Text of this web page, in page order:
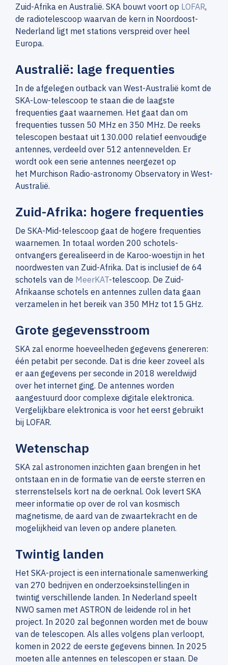
Zuid-Afrika en Australië. SKA bouwt voort op LOFAR,
de radiotelescoop waarvan de kern in Noordoost-
Nederland ligt met stations verspreid over heel
Europa.
Australië: lage frequenties
In de afgelegen outback van West-Australië komt de
SKA-Low-telescoop te staan die de laagste
frequenties gaat waarnemen. Het gaat dan om
frequenties tussen 50 MHz en 350 MHz. De reeks
telescopen bestaat uit 130.000 relatief eenvoudige
antennes, verdeeld over 512 antennevelden. Er
wordt ook een serie antennes neergezet op
het Murchison Radio-astronomy Observatory in West-
Australië.
Zuid-Afrika: hogere frequenties
De SKA-Mid-telescoop gaat de hogere frequenties
waarnemen. In totaal worden 200 schotels-
ontvangers gerealiseerd in de Karoo-woestijn in het
noordwesten van Zuid-Afrika. Dat is inclusief de 64
schotels van de MeerKAT-telescoop. De Zuid-
Afrikaanse schotels en antennes zullen data gaan
verzamelen in het bereik van 350 MHz tot 15 GHz.
Grote gegevensstroom
SKA zal enorme hoeveelheden gegevens genereren:
één petabit per seconde. Dat is drie keer zoveel als
er aan gegevens per seconde in 2018 wereldwijd
over het internet ging. De antennes worden
aangestuurd door complexe digitale elektronica.
Vergelijkbare elektronica is voor het eerst gebruikt
bij LOFAR.
Wetenschap
SKA zal astronomen inzichten gaan brengen in het
ontstaan en in de formatie van de eerste sterren en
sterrenstelsels kort na de oerknal. Ook levert SKA
meer informatie op over de rol van kosmisch
magnetisme, de aard van de zwaartekracht en de
mogelijkheid van leven op andere planeten.
Twintig landen
Het SKA-project is een internationale samenwerking
van 270 bedrijven en onderzoeksinstellingen in
twintig verschillende landen. In Nederland speelt
NWO samen met ASTRON de leidende rol in het
project. In 2020 zal begonnen worden met de bouw
van de telescopen. Als alles volgens plan verloopt,
komen in 2022 de eerste gegevens binnen. In 2025
moeten alle antennes en telescopen er staan. De